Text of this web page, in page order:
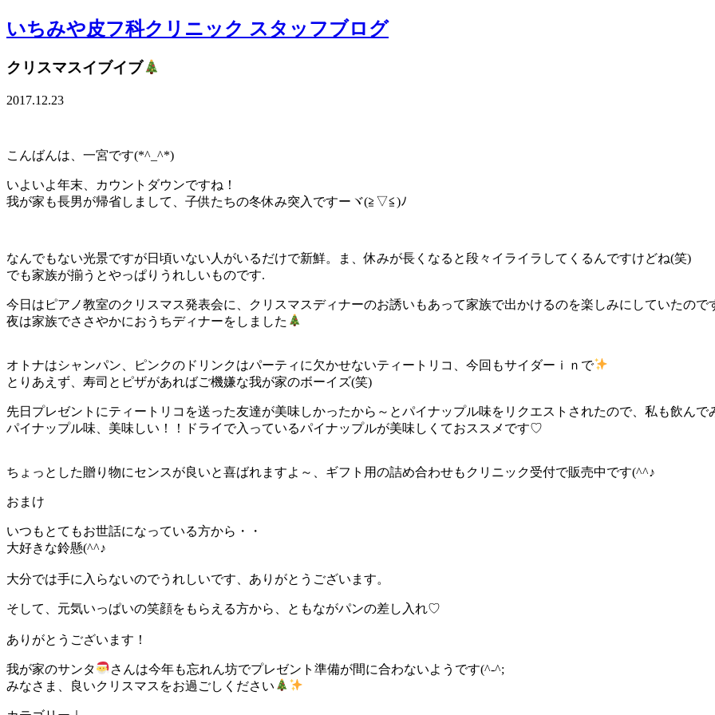
いちみや皮フ科クリニック スタッフブログ
クリスマスイブイブ
2017.12.23
こんばんは、一宮です(*^_^*)
いよいよ年末、カウントダウンですね！
我が家も長男が帰省しまして、子供たちの冬休み突入ですーヾ(≧▽≦)ﾉ
なんでもない光景ですが日頃いない人がいるだけで新鮮。ま、休みが長くなると段々イライラしてくるんですけどね(笑)
でも家族が揃うとやっぱりうれしいものです.
今日はピアノ教室のクリスマス発表会に、クリスマスディナーのお誘いもあって家族で出かけるのを楽しみにしていたの
夜は家族でささやかにおうちディナーをしました
オトナはシャンパン、ピンクのドリンクはパーティに欠かせないティートリコ、今回もサイダーｉｎで
とりあえず、寿司とピザがあればご機嫌な我が家のボーイズ(笑)
先日プレゼントにティートリコを送った友達が美味しかったから～とパイナップル味をリクエストされたので、私も飲んで
パイナップル味、美味しい！！ドライで入っているパイナップルが美味しくておススメです♡
ちょっとした贈り物にセンスが良いと喜ばれますよ～、ギフト用の詰め合わせもクリニック受付で販売中です(^^♪
おまけ
いつもとてもお世話になっている方から・・
大好きな鈴懸(^^♪
大分では手に入らないのでうれしいです、ありがとうございます。
そして、元気いっぱいの笑顔をもらえる方から、ともながパンの差し入れ♡
ありがとうございます！
我が家のサンタ
さんは今年も忘れん坊でプレゼント準備が間に合わないようです(^-^;
みなさま、良いクリスマスをお過ごしください